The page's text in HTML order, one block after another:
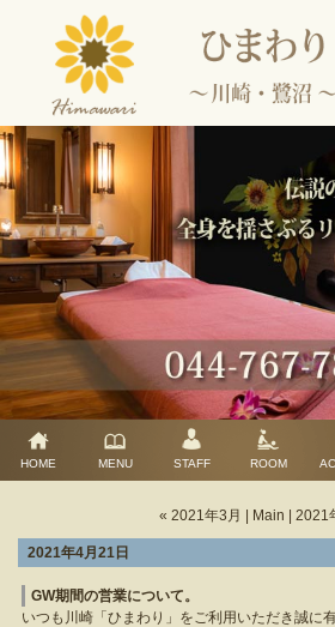
HOME MENU STAFF ROOM
« 2021年3月 Main 2021
2021年4月21日
GW期間の営業について。
いつも川崎「ひまわり」をご利用いただき誠に